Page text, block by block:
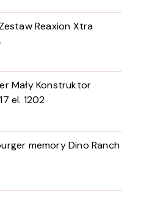
Reaxion Xtra
Mały Konstruktor
el. 1202
memory Dino Ranch